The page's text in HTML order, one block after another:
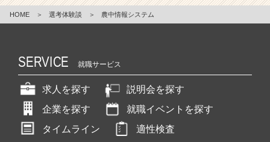
e
e
HOME ＞ 選考体験談 ＞ 農中情報システム
SERVICE 就職サービス
求人を探す
説明会を探す
企業を探す
就職イベントを探す
タイムライン
適性検査